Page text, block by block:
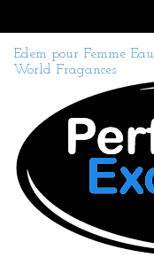
Edem pour Femme
World Fragances